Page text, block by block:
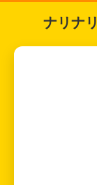
ナリナ